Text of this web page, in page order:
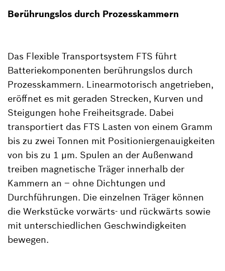
Berührungslos durch Prozesskammern
Das Flexible Transportsystem FTS führt
Batteriekomponenten berührungslos durch
Prozesskammern. Linearmotorisch angetrieben,
eröffnet es mit geraden Strecken, Kurven und
Steigungen hohe Freiheitsgrade. Dabei
transportiert das FTS Lasten von einem Gramm
bis zu zwei Tonnen mit Positioniergenauigkeiten
von bis zu 1 µm. Spulen an der Außenwand
treiben magnetische Träger innerhalb der
Kammern an – ohne Dichtungen und
Durchführungen. Die einzelnen Träger können
die Werkstücke vorwärts- und rückwärts sowie
mit unterschiedlichen Geschwindigkeiten
bewegen.